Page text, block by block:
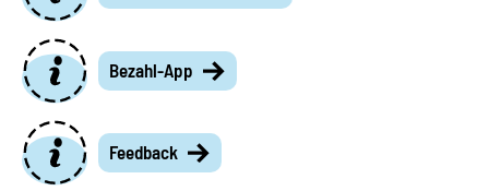
Bezahl-App
Feedback